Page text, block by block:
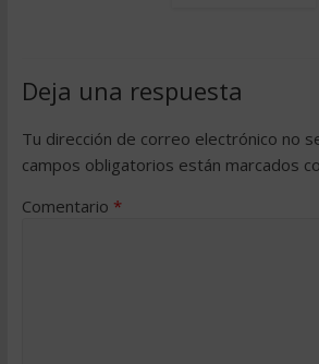
Deja una respuesta
Tu dirección de correo electrónico no
campos obligatorios están marcados
Comentario *